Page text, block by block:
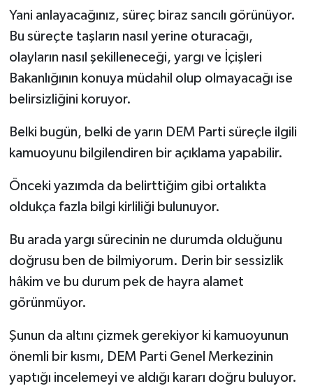
Yani anlayacağınız, süreç biraz sancılı görünüyor.
Bu süreçte taşların nasıl yerine oturacağı,
olayların nasıl şekilleneceği, yargı ve İçişleri
Bakanlığının konuya müdahil olup olmayacağı ise
belirsizliğini koruyor.
Belki bugün, belki de yarın DEM Parti süreçle ilgili
kamuoyunu bilgilendiren bir açıklama yapabilir.
Önceki yazımda da belirttiğim gibi ortalıkta
oldukça fazla bilgi kirliliği bulunuyor.
Bu arada yargı sürecinin ne durumda olduğunu
doğrusu ben de bilmiyorum. Derin bir sessizlik
hâkim ve bu durum pek de hayra alamet
görünmüyor.
Şunun da altını çizmek gerekiyor ki kamuoyunun
önemli bir kısmı, DEM Parti Genel Merkezinin
yaptığı incelemeyi ve aldığı kararı doğru buluyor.